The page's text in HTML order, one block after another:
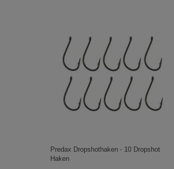
Predax Dropshothaken - 10 Dropshot
Haken